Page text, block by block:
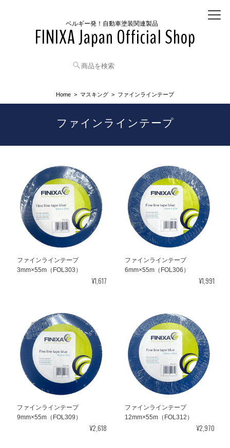
ベルギー発！自動車塗装関連製品
FINIXA Japan Official Shop
Home マスキング ファインラインテープ
ファインラインテープ
ファインラインテープ
3mm×55m（FOL303）
¥1,617
ファインラインテープ
6mm×55m（FOL306）
¥1,991
ファインラインテープ
9mm×55m（FOL309）
¥2,618
ファインラインテープ
12mm×55m（FOL312）
¥2,970